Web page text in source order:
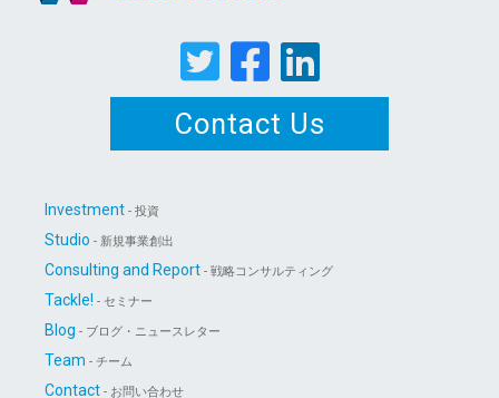
Contact Us
Investment - 投資
Studio - 新規事業創出
Consulting and Report - 戦略コンサルティング
Tackle! - セミナー
Blog - ブログ・ニュースレター
Team - チーム
Contact - お問い合わせ